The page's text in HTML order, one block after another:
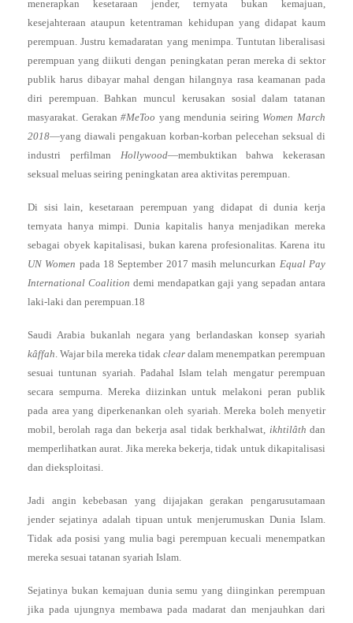
menerapkan kesetaraan jender, ternyata bukan kemajuan,
kesejahteraan ataupun ketentraman kehidupan yang didapat kaum
perempuan. Justru kemadaratan yang menimpa. Tuntutan liberalisasi
perempuan yang diikuti dengan peningkatan peran mereka di sektor
publik harus dibayar mahal dengan hilangnya rasa keamanan pada
diri perempuan. Bahkan muncul kerusakan sosial dalam tatanan
masyarakat. Gerakan#MeToo yang mendunia seiring Women March
2018—yang diawali pengakuan korban-korban pelecehan seksual di
industri perfilman Hollywood—membuktikan bahwa kekerasan
seksual meluas seiring peningkatan area aktivitas perempuan.
Di sisi lain, kesetaraan perempuan yang didapat di dunia kerja
ternyata hanya mimpi. Dunia kapitalis hanya menjadikan mereka
sebagai obyek kapitalisasi, bukan karena profesionalitas. Karena itu
UN Women pada 18 September 2017 masih meluncurkan Equal Pay
International Coalition demi mendapatkan gaji yang sepadan antara
laki-laki dan perempuan.18
Saudi Arabia bukanlah negara yang berlandaskan konsep syariah
kâffah. Wajar bila mereka tidak clear dalam menempatkan perempuan
sesuai tuntunan syariah. Padahal Islam telah mengatur perempuan
secara sempurna. Mereka diizinkan untuk melakoni peran publik
pada area yang diperkenankan oleh syariah. Mereka boleh menyetir
mobil, berolah raga dan bekerja asal tidak berkhalwat, ikhtilâth dan
memperlihatkan aurat. Jika mereka bekerja, tidak untuk dikapitalisasi
dan dieksploitasi.
Jadi angin kebebasan yang dijajakan gerakan pengarusutamaan
jender sejatinya adalah tipuan untuk menjerumuskan Dunia Islam.
Tidak ada posisi yang mulia bagi perempuan kecuali menempatkan
mereka sesuai tatanan syariah Islam.
Sejatinya bukan kemajuan dunia semu yang diinginkan perempuan
jika pada ujungnya membawa pada madarat dan menjauhkan dari